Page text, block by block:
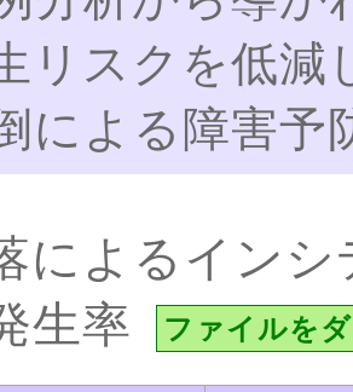
リスクを低減
による障害
によるイン
生率
ファイルを